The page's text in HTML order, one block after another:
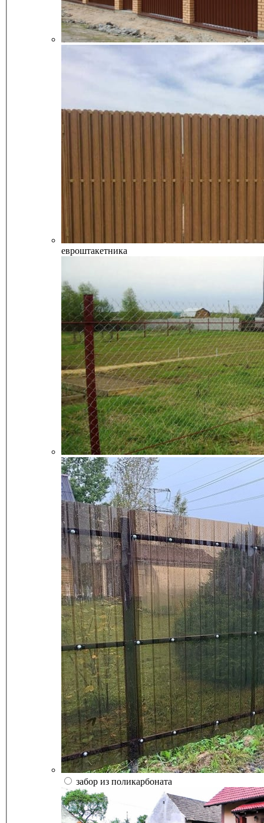
евроштакетника
забор из поликарбоната